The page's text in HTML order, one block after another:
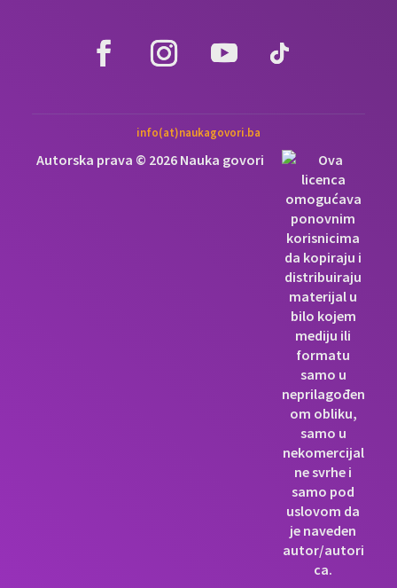
info(at)naukagovori.ba
Autorska prava © 2026 Nauka govori